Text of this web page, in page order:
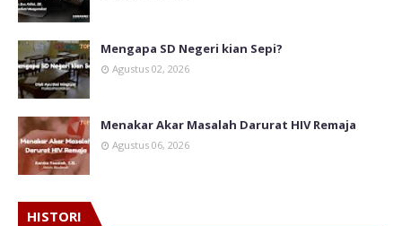
Mengapa SD Negeri kian Sepi?
Agustus 02, 2026
Menakar Akar Masalah Darurat HIV Remaja
Agustus 06, 2026
HISTORI